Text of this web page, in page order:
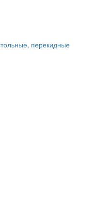
перекидные